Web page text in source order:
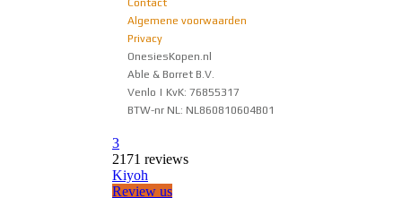
Contact
Algemene voorwaarden
Privacy
OnesiesKopen.nl
Able & Borret B.V.
Venlo | KvK: 76855317
BTW-nr NL: NL860810604B01